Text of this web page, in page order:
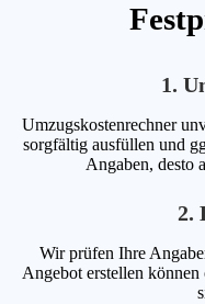
1.
Umzugskostenrechner
sorgfältig ausfüllen und
Angaben, desto
2.
Wir prüfen Ihre
Angebot erstellen